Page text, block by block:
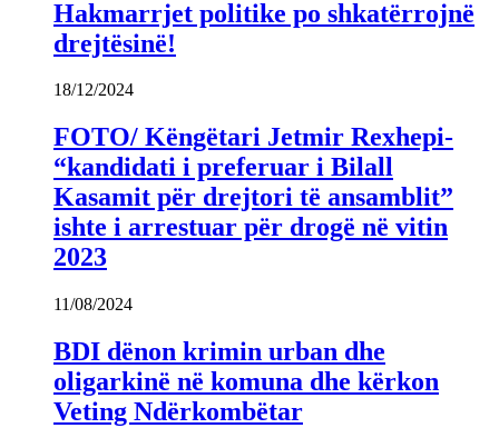
Hakmarrjet politike po shkatërrojnë
drejtësinë!
18/12/2024
FOTO/ Këngëtari Jetmir Rexhepi-
“kandidati i preferuar i Bilall
Kasamit për drejtori të ansamblit”
ishte i arrestuar për drogë në vitin
2023
11/08/2024
BDI dënon krimin urban dhe
oligarkinë në komuna dhe kërkon
Veting Ndërkombëtar